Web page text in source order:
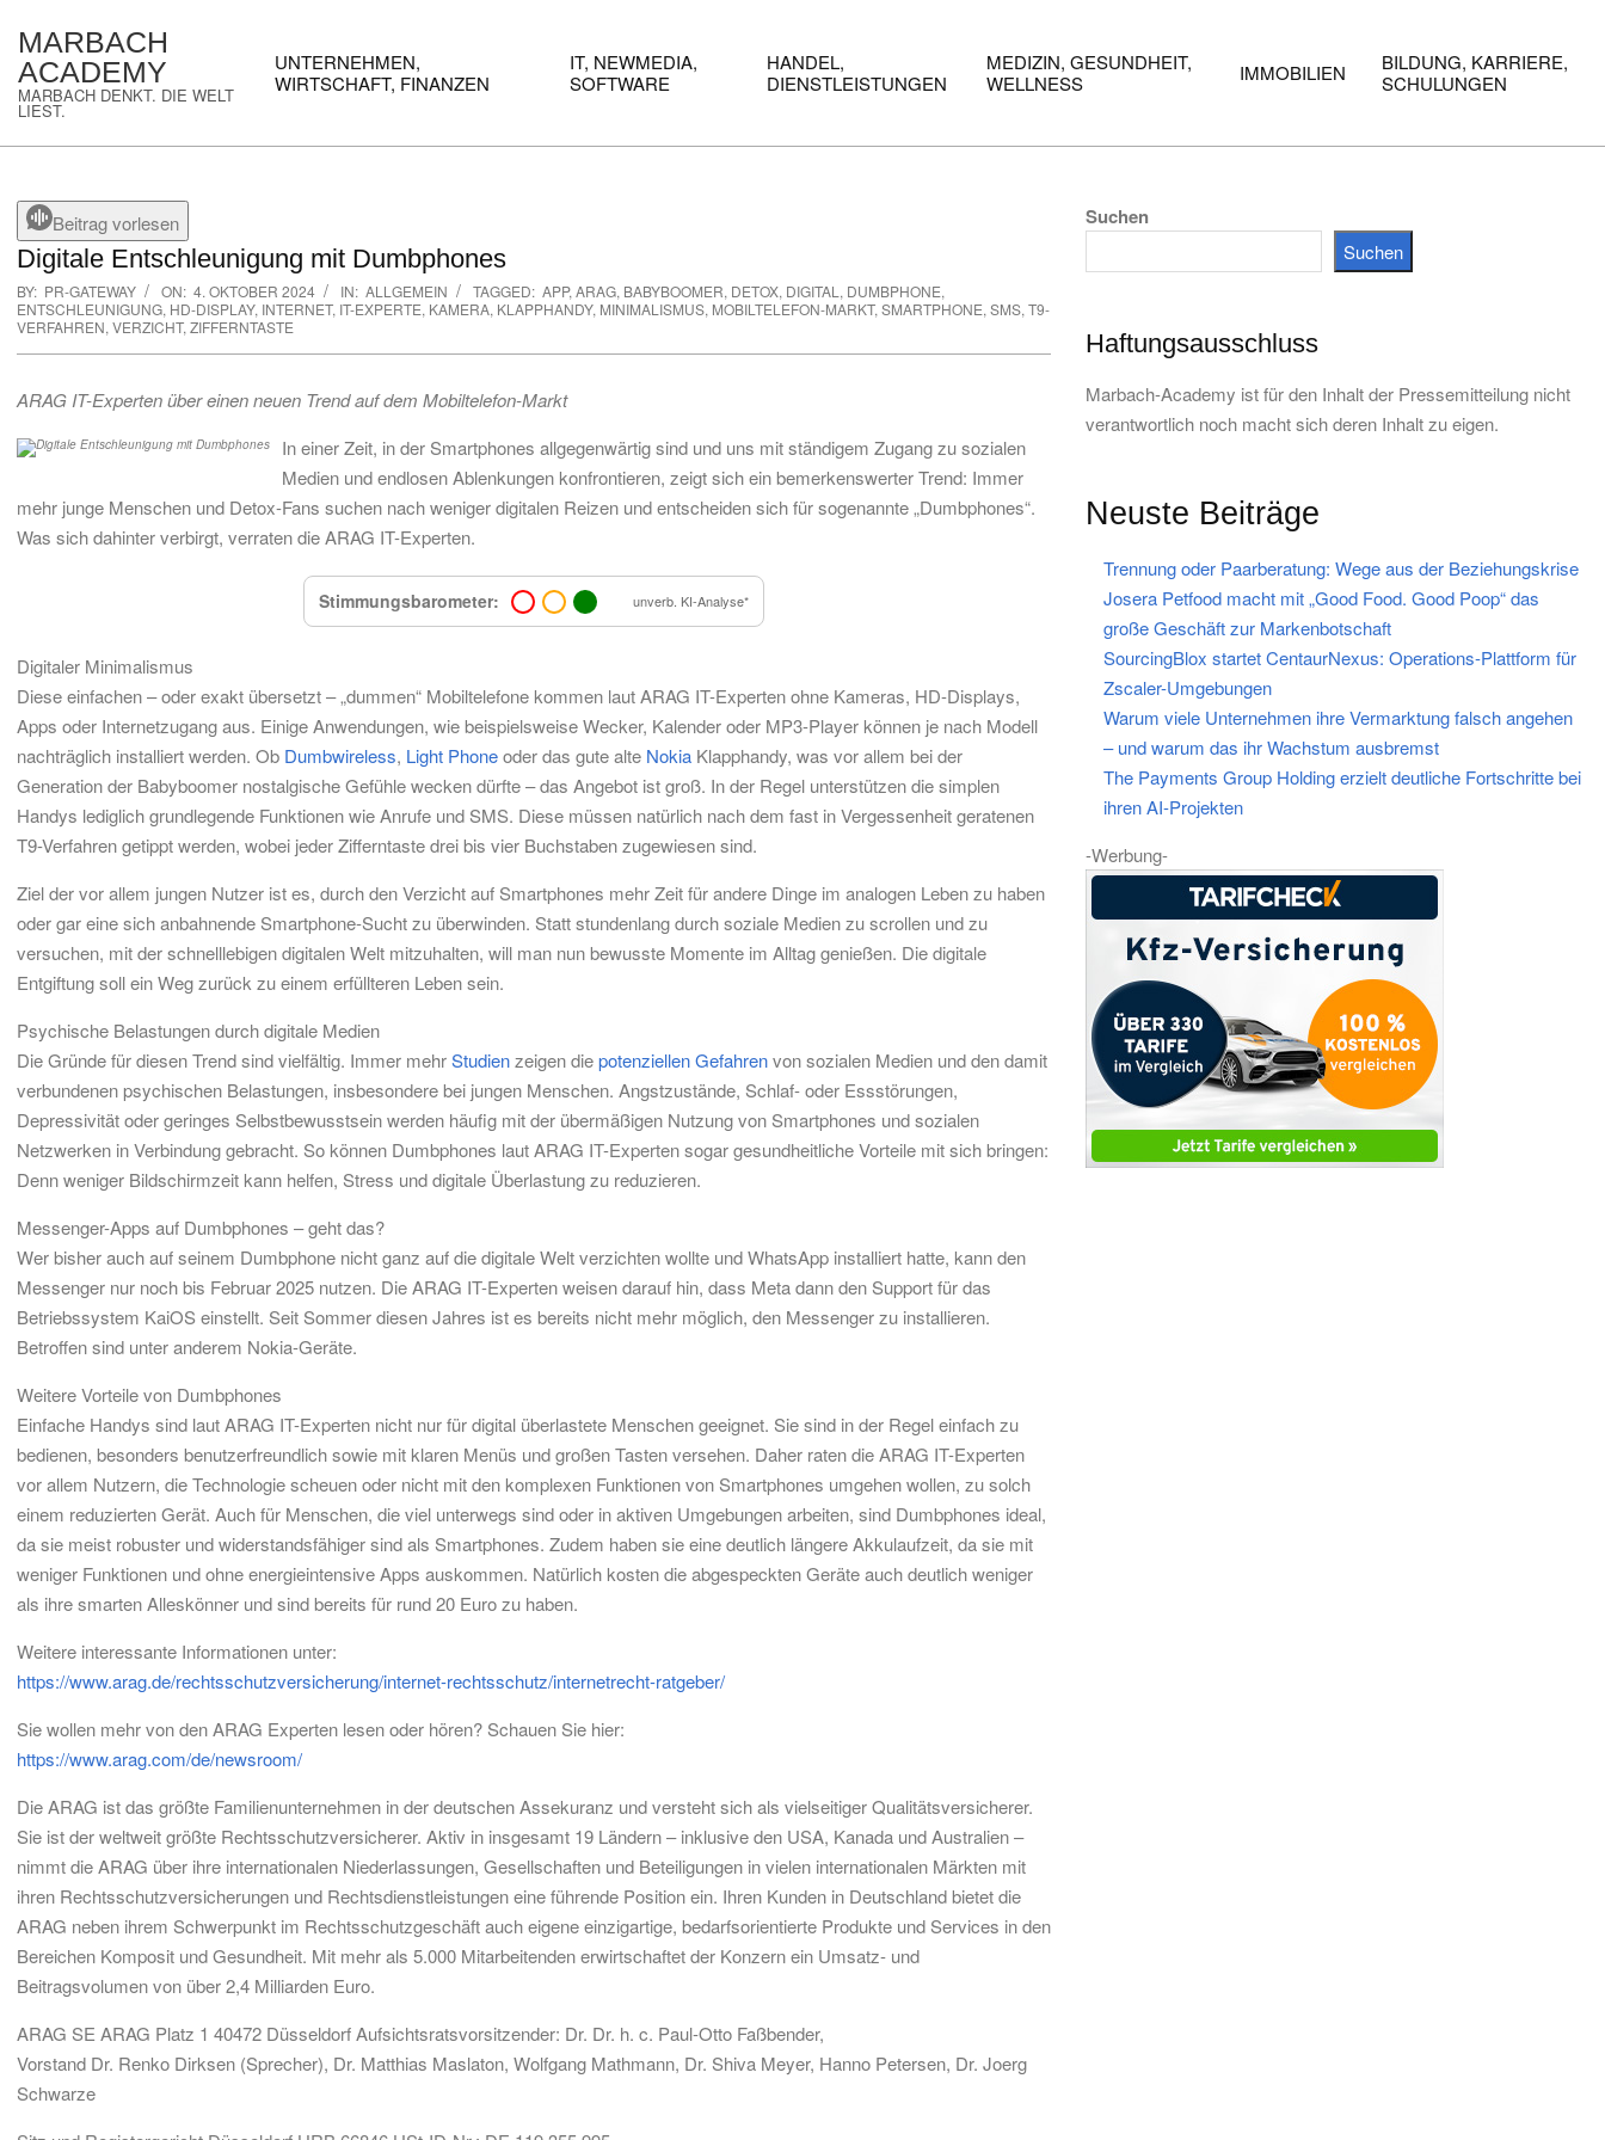
content
MARBACH
ACADEMY
MARBACH DENKT. DIE WELT
LIEST.
Navigation
UNTERNEHMEN,
WIRTSCHAFT, FINANZEN
IT, NEWMEDIA,
SOFTWARE
HANDEL,
DIENSTLEISTUNGEN
MEDIZIN, GESUNDHEIT,
WELLNESS
IMMOBILIEN
BILDUNG, KARRIERE,
SCHULUNGEN
Beitrag vorlesen
Digitale Entschleunigung mit Dumbphones
BY: PR-GATEWAY ON: 4. OKTOBER 2024 IN: ALLGEMEIN TAGGED: APP, ARAG, BABYBOOMER, DETOX, DIGITAL , DUMBPHONE,
ENTSCHLEUNIGUNG, HD-DISPLAY, INTERNET, IT-EXPERTE, KAMERA, KLAPPHANDY, MINIMALISMUS, MOBILTELEFON-MARKT, SMARTPHONE, SMS, T9-
VERFAHREN, VERZICHT, ZIFFERNTASTE
ARAG IT-Experten über einen neuen Trend auf dem Mobiltelefon-Markt
In einer Zeit, in der Smartphones allgegenwärtig sind und uns mit ständigem Zugang zu sozialen
Medien und endlosen Ablenkungen konfrontieren, zeigt sich ein bemerkenswerter Trend: Immer
mehr junge Menschen und Detox-Fans suchen nach weniger digitalen Reizen und entscheiden sich für sogenannte „Dumbphones“.
Was sich dahinter verbirgt, verraten die ARAG IT-Experten.
Stimmungsbarometer: unverb. KI-Analyse*
Digitaler Minimalismus
Diese einfachen – oder exakt übersetzt – „dummen“ Mobiltelefone kommen laut ARAG IT-Experten ohne Kameras, HD-Displays,
Apps oder Internetzugang aus. Einige Anwendungen, wie beispielsweise Wecker, Kalender oder MP3-Player können je nach Modell
nachträglich installiert werden. Ob Dumbwireless, Light Phoneoder das gute alte Nokia Klapphandy, was vor allem bei der
Generation der Babyboomer nostalgische Gefühle wecken dürfte – das Angebot ist groß. In der Regel unterstützen die simplen
Handys lediglich grundlegende Funktionen wie Anrufe und SMS. Diese müssen natürlich nach dem fast in Vergessenheit geratenen
T9-Verfahren getippt werden, wobei jeder Zifferntaste drei bis vier Buchstaben zugewiesen sind.
Ziel der vor allem jungen Nutzer ist es, durch den Verzicht auf Smartphones mehr Zeit für andere Dinge im analogen Leben zu haben
oder gar eine sich anbahnende Smartphone-Sucht zu überwinden. Statt stundenlang durch soziale Medien zu scrollen und zu
versuchen, mit der schnelllebigen digitalen Welt mitzuhalten, will man nun bewusste Momente im Alltag genießen. Die digitale
Entgiftung soll ein Weg zurück zu einem erfüllteren Leben sein.
Psychische Belastungen durch digitale Medien
Die Gründe für diesen Trend sind vielfältig. Immer mehrStudienzeigen diepotenziellen Gefahrenvon sozialen Medien und den damit
verbundenen psychischen Belastungen, insbesondere bei jungen Menschen. Angstzustände, Schlaf- oder Essstörungen,
Depressivität oder geringes Selbstbewusstsein werden häufig mit der übermäßigen Nutzung von Smartphones und sozialen
Netzwerken in Verbindung gebracht. So können Dumbphones laut ARAG IT-Experten sogar gesundheitliche Vorteile mit sich bringen:
Denn weniger Bildschirmzeit kann helfen, Stress und digitale Überlastung zu reduzieren.
Messenger-Apps auf Dumbphones – geht das?
Wer bisher auch auf seinem Dumbphone nicht ganz auf die digitale Welt verzichten wollte und WhatsApp installiert hatte, kann den
Messenger nur noch bis Februar 2025 nutzen. Die ARAG IT-Experten weisen darauf hin, dass Meta dann den Support für das
Betriebssystem KaiOS einstellt. Seit Sommer diesen Jahres ist es bereits nicht mehr möglich, den Messenger zu installieren.
Betroffen sind unter anderem Nokia-Geräte.
Weitere Vorteile von Dumbphones
Einfache Handys sind laut ARAG IT-Experten nicht nur für digital überlastete Menschen geeignet. Sie sind in der Regel einfach zu
bedienen, besonders benutzerfreundlich sowie mit klaren Menüs und großen Tasten versehen. Daher raten die ARAG IT-Experten
vor allem Nutzern, die Technologie scheuen oder nicht mit den komplexen Funktionen von Smartphones umgehen wollen, zu solch
einem reduzierten Gerät. Auch für Menschen, die viel unterwegs sind oder in aktiven Umgebungen arbeiten, sind Dumbphones ideal,
da sie meist robuster und widerstandsfähiger sind als Smartphones. Zudem haben sie eine deutlich längere Akkulaufzeit, da sie mit
weniger Funktionen und ohne energieintensive Apps auskommen. Natürlich kosten die abgespeckten Geräte auch deutlich weniger
als ihre smarten Alleskönner und sind bereits für rund 20 Euro zu haben.
Weitere interessante Informationen unter:
https://www.arag.de/rechtsschutzversicherung/internet-rechtsschutz/internetrecht-ratgeber/
Sie wollen mehr von den ARAG Experten lesen oder hören? Schauen Sie hier:
https://www.arag.com/de/newsroom/
Die ARAG ist das größte Familienunternehmen in der deutschen Assekuranz und versteht sich als vielseitiger Qualitätsversicherer.
Sie ist der weltweit größte Rechtsschutzversicherer. Aktiv in insgesamt 19 Ländern – inklusive den USA, Kanada und Australien –
nimmt die ARAG über ihre internationalen Niederlassungen, Gesellschaften und Beteiligungen in vielen internationalen Märkten mit
ihren Rechtsschutzversicherungen und Rechtsdienstleistungen eine führende Position ein. Ihren Kunden in Deutschland bietet die
ARAG neben ihrem Schwerpunkt im Rechtsschutzgeschäft auch eigene einzigartige, bedarfsorientierte Produkte und Services in den
Bereichen Komposit und Gesundheit. Mit mehr als 5.000 Mitarbeitenden erwirtschaftet der Konzern ein Umsatz- und
Beitragsvolumen von über 2,4 Milliarden Euro.
ARAG SE ARAG Platz 1 40472 Düsseldorf Aufsichtsratsvorsitzender: Dr. Dr. h. c. Paul-Otto Faßbender,
Vorstand Dr. Renko Dirksen (Sprecher), Dr. Matthias Maslaton, Wolfgang Mathmann, Dr. Shiva Meyer, Hanno Petersen, Dr. Joerg
Schwarze
Suchen
Suchen
Haftungsausschluss
Marbach-Academy ist für den Inhalt der Pressemitteilung nicht
verantwortlich noch macht sich deren Inhalt zu eigen.
Neuste Beiträge
Trennung oder Paarberatung: Wege aus der Beziehungskrise
Josera Petfood macht mit „Good Food. Good Poop“ das
große Geschäft zur Markenbotschaft
SourcingBlox startet CentaurNexus: Operations-Plattform für
Zscaler-Umgebungen
Warum viele Unternehmen ihre Vermarktung falsch angehen
– und warum das ihr Wachstum ausbremst
The Payments Group Holding erzielt deutliche Fortschritte bei
ihren AI-Projekten
-Werbung-